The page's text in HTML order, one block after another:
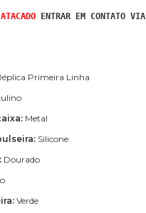
ATACADO ENTRAR EM CONTATO VIA
Primeira Linha
Metal
Silicone
Dourado
Verde